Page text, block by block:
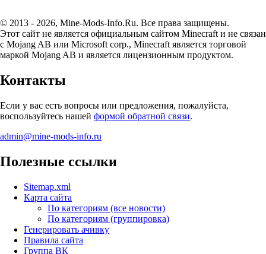
© 2013 - 2026, Mine-Mods-Info.Ru. Все права защищены.
Этот сайт не является официальным сайтом Minecraft и не связан
с Mojang AB или Microsoft corp., Minecraft является торговой
маркой Mojang AB и является лицензионным продуктом.
Контакты
Если у вас есть вопросы или предложения, пожалуйста,
воспользуйтесь нашей формой обратной связи.
admin@mine-mods-info.ru
Полезные ссылки
Sitemap.xml
Карта сайта
По категориям (все новости)
По категориям (группировка)
Генерировать ачивку
Правила сайта
Группа ВК